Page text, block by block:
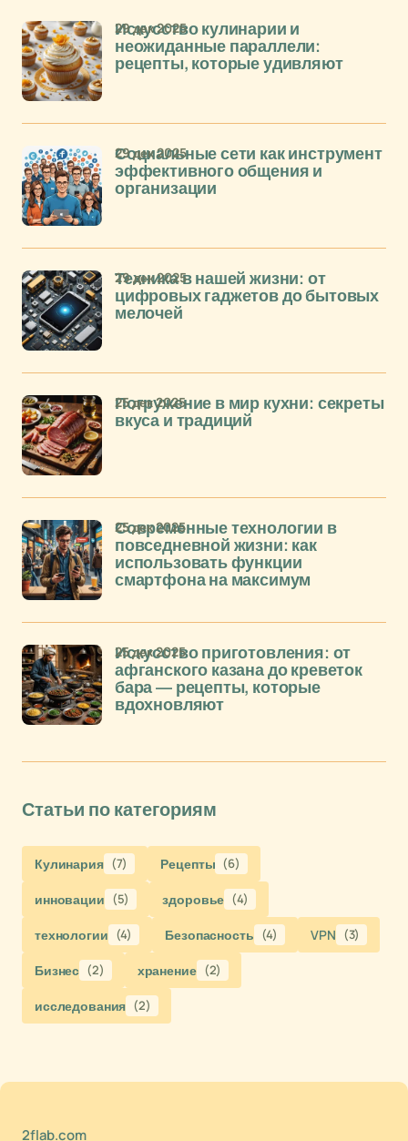
Искусство кулинарии и
неожиданные параллели:
рецепты, которые удивляют
29 дек 2025
Социальные сети как инструмент
эффективного общения и
организации
29 дек 2025
Техника в нашей жизни: от
цифровых гаджетов до бытовых
мелочей
29 дек 2025
Погружение в мир кухни: секреты
вкуса и традиций
25 дек 2025
Современные технологии в
повседневной жизни: как
использовать функции
смартфона на максимум
25 дек 2025
Искусство приготовления: от
афганского казана до креветок
бара — рецепты, которые
вдохновляют
25 дек 2025
Статьи по категориям
Кулинария (7) Рецепты (6)
инновации (5) здоровье (4)
технологии (4) Безопасность (4) VPN (3)
Бизнес (2) хранение (2)
исследования (2)
2flab.com